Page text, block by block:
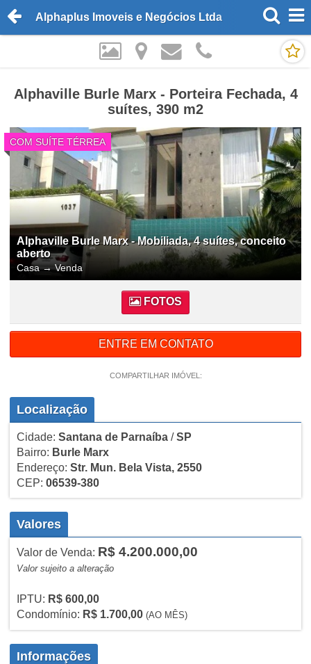
Alphaplus Imoveis e Negócios Ltda
Alphaville Burle Marx - Porteira Fechada, 4
suítes, 390 m2
COM SUÍTE TÉRREA
Alphaville Burle Marx - Mobiliada, 4 suítes, conceito
aberto
Casa→Venda
FOTOS
ENTRE EM CONTATO
COMPARTILHAR IMÓVEL:
Localização
Cidade: Santana de Parnaíba/SP
Bairro: Burle Marx
Endereço: Str. Mun. Bela Vista, 2550
CEP: 06539-380
Valores
Valor de Venda: R$ 4.200.000,00
Valor sujeito a alteração
IPTU: R$ 600,00
Condomínio: R$ 1.700,00 (AO MÊS)
Informações